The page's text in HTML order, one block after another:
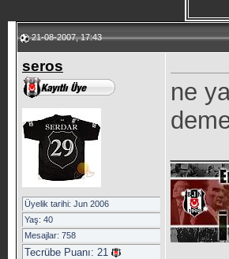
21-08-2007, 17:43
seros
Üyelik tarihi: Jun 2006
Yaş: 40
Mesajlar: 758
Tecrübe Puanı: 21
ne